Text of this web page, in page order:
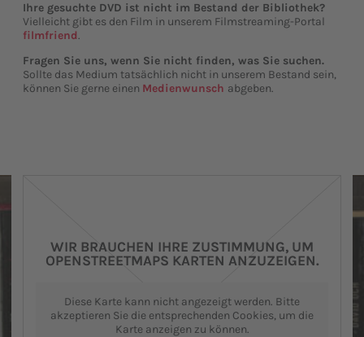
Ihre gesuchte DVD ist nicht im Bestand der Bibliothek?
Vielleicht gibt es den Film in unserem Filmstreaming-Portal
filmfriend.
Fragen Sie uns, wenn Sie nicht finden, was Sie suchen.
Sollte das Medium tatsächlich nicht in unserem Bestand sein,
können Sie gerne einen Medienwunsch abgeben.
WIR BRAUCHEN IHRE ZUSTIMMUNG, UM
OPENSTREETMAPS KARTEN ANZUZEIGEN.
Diese Karte kann nicht angezeigt werden. Bitte
akzeptieren Sie die entsprechenden Cookies, um die
Karte anzeigen zu können.